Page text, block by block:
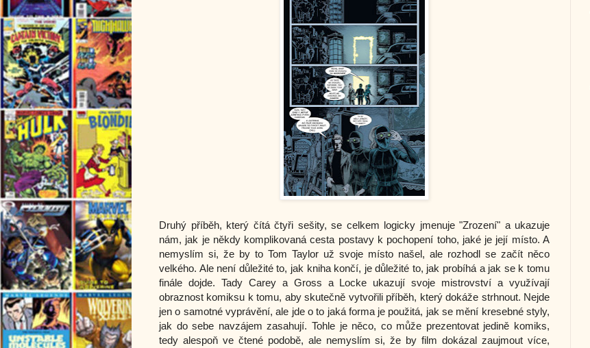
Druhý příběh, který čítá čtyři sešity, se celkem logicky jmenuje "Zrození" a ukazuje
nám, jak je někdy komplikovaná cesta postavy k pochopení toho, jaké je její místo. A
nemyslím si, že by to Tom Taylor už svoje místo našel, ale rozhodl se začít něco
velkého. Ale není důležité to, jak kniha končí, je důležité to, jak probíhá a jak se k tomu
finále dojde. Tady Carey a Gross a Locke ukazují svoje mistrovství a využívají
obraznost komiksu k tomu, aby skutečně vytvořili příběh, který dokáže strhnout. Nejde
jen o samotné vyprávění, ale jde o to jaká forma je použitá, jak se mění kresebné styly,
jak do sebe navzájem zasahují. Tohle je něco, co může prezentovat jedině komiks,
tedy alespoň ve čtené podobě, ale nemyslím si, že by film dokázal zaujmout více,